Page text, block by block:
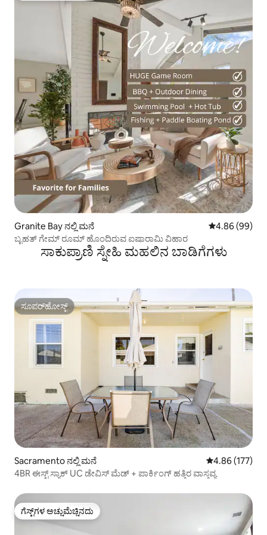
Granite Bay ನಲ್ಲಿ ಮನೆ 5 ರಲ್ಲಿ 4.86
4.86 (99)
ಬೃಹತ್ ಗೇಮ್ ರೂಮ್ ಹೊಂದಿರುವ ಐಷಾರಾಮಿ ವಿಹಾರ
ಸಾಕುಪ್ರಾಣಿ ಸ್ನೇಹಿ ಮಹಲಿನ ಬಾಡಿಗೆಗಳು
ಸೂಪರ್‌ಹೋಸ್ಟ್
ಸೂಪರ್‌ಹೋಸ್ಟ್
Sacramento ನಲ್ಲಿ ಮನೆ 5 ರಲ್ಲಿ 4.86
4.86 (177)
4BR ಈಸ್ಟ್ ಸ್ಯಾಕ್ UC ಡೇವಿಸ್ ಮೆಡ್ + ಪಾರ್ಕಿಂಗ್ ಹತ್ತಿರ ವಾಸ್ತವ್ಯ
ಗೆಸ್ಟ್‌ಗಳ ಅಚ್ಚುಮೆಚ್ಚಿನದು
ಗೆಸ್ಟ್‌ಗಳ ಅಚ್ಚುಮೆಚ್ಚಿನದು